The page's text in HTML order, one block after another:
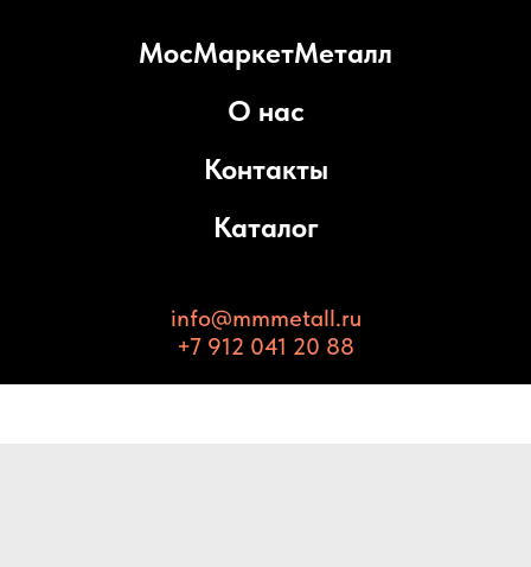
МосМаркетМеталл
О нас
Контакты
Каталог
info@mmmetall.ru
+7 912 041 20 88